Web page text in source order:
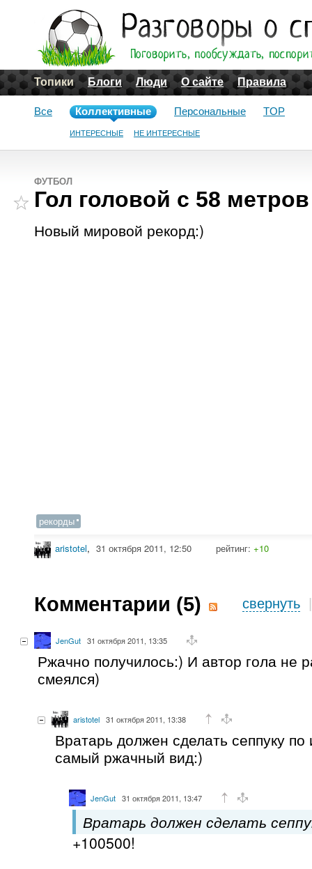
Топики Блоги Люди О сайте Правила
Все Коллективные
ИНТЕРЕСНЫЕ НЕ ИНТЕРЕСНЫЕ
Персональные TOP
ФУТБОЛ
Гол головой с 58 метров
Новый мировой рекорд:)
рекорды
aristotel, 31 октября 2011, 12:50 рейтинг: +10
Комментарии (5) свернуть
JenGut 31 октября 2011, 13:35
Ржачно получилось:) И автор гола не
смеялся)
aristotel 31 октября 2011, 13:38
Вратарь должен сделать сеппуку
самый ржачный вид:)
JenGut 31 октября 2011, 13:47
Вратарь должен сделать
+100500!